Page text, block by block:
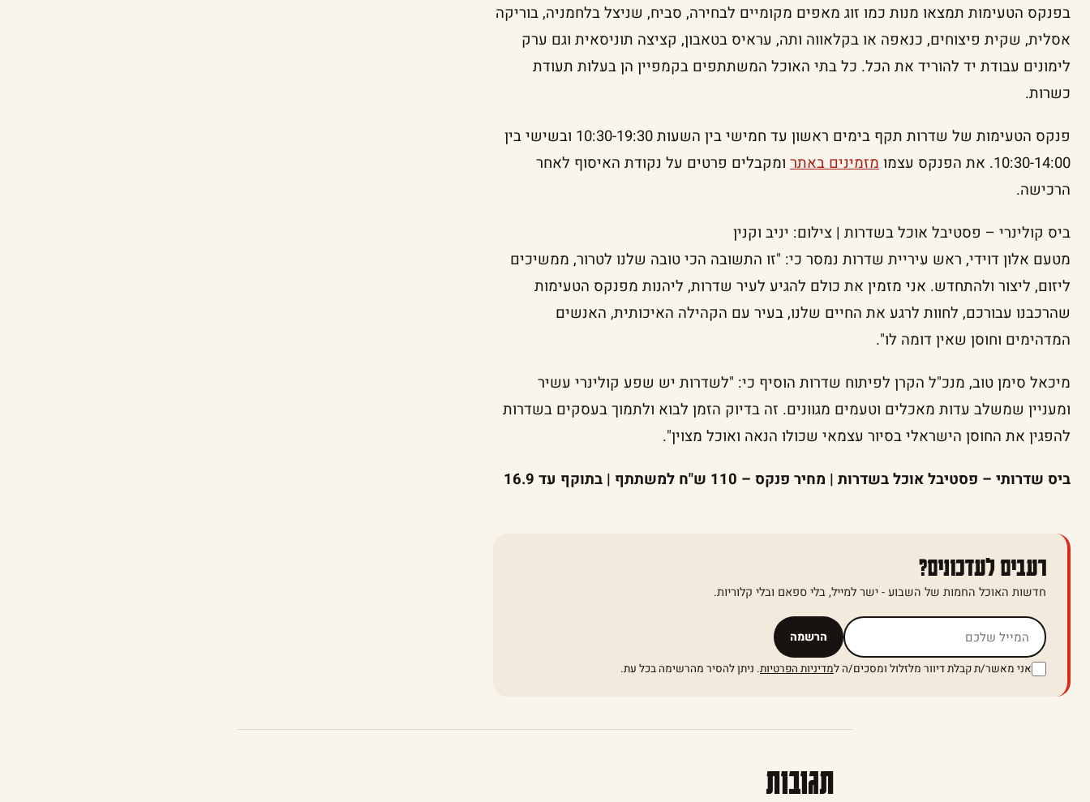
בפנקס הטעימות תמצאו מנות כמו זוג מאפים מקומיים לבחירה, סביח, שניצל בלחמניה, בוריקה
אסלית, שקית פיצוחים, כנאפה או בקלאווה ותה, עראיס בטאבון, קציצה תוניסאית וגם ערק
לימונים עבודת יד להוריד את הכל. כל בתי האוכל המשתתפים בקמפיין הן בעלות תעודת
כשרות.
פנקס הטעימות של שדרות תקף בימים ראשון עד חמישי בין השעות 10:30-19:30 ובשישי בין
10:30-14:00. את הפנקס עצמו
מזמינים באתר ומקבלים פרטים על נקודת האיסוף לאחר
הרכישה.
ביס קולינרי – פסטיבל אוכל בשדרות | צילום: יניב וקנין
מטעם אלון דוידי, ראש עיריית שדרות נמסר כי: "זו התשובה הכי טובה שלנו לטרור, ממשיכים
ליזום, ליצור ולהתחדש. אני מזמין את כולם להגיע לעיר שדרות, ליהנות מפנקס הטעימות
שהרכבנו עבורכם, לחוות לרגע את החיים שלנו, בעיר עם הקהילה האיכותית, האנשים
המדהימים וחוסן שאין דומה לו".
מיכאל סימן טוב, מנכ"ל הקרן לפיתוח שדרות הוסיף כי: "לשדרות יש שפע קולינרי עשיר
ומעניין שמשלב עדות מאכלים וטעמים מגוונים. זה בדיוק הזמן לבוא ולתמוך בעסקים בשדרות
להפגין את החוסן הישראלי בסיור עצמאי שכולו הנאה ואוכל מצוין".
ביס שדרותי – פסטיבל אוכל בשדרות | מחיר פנקס – 110 ש"ח למשתתף | בתוקף עד 16.9
רעבים לעדכונים?
חדשות האוכל החמות של השבוע - ישר למייל, בלי ספאם ובלי קלוריות.
הרשמה אל תמלאו שדה זה
אני מאשר/ת קבלת דיוור מלזלול ומסכים/ה למדיניות הפרטיות. ניתן להסיר מהרשימה בכל עת.
תגובות